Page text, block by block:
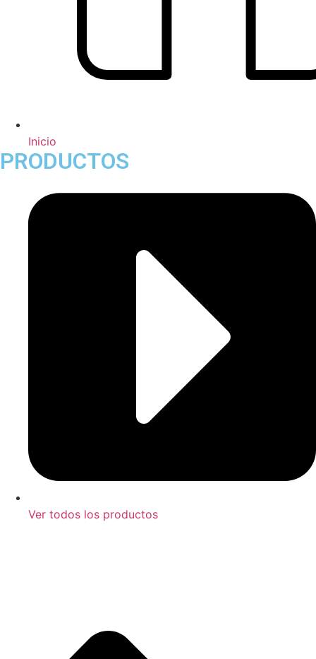
Inicio
PRODUCTOS
Ver todos los productos